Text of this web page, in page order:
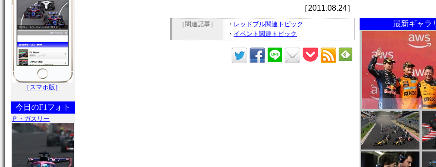
［スマホ版］
今日のF1フォト
Ｐ・ガスリー
［2011.08.24］
［関連記事］ ・ レッドブル関連トピック
・ イベント関連トピック
最新ギャラ